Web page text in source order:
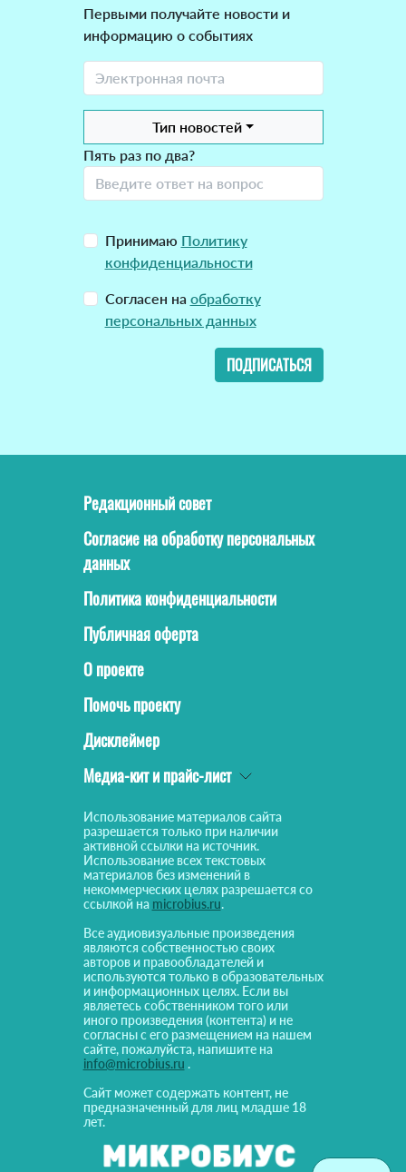
Первыми получайте новости и
информацию о событиях
Тип новостей
Пять раз по два?
Принимаю Политику
конфиденциальности
Согласен на обработку
персональных данных
ПОДПИСАТЬСЯ
Редакционный совет
Согласие на обработку персональных
данных
Политика конфиденциальности
Публичная оферта
О проекте
Помочь проекту
Дисклеймер
Медиа-кит и прайс-лист
Использование материалов сайта
разрешается только при наличии
активной ссылки на источник.
Использование всех текстовых
материалов без изменений в
некоммерческих целях разрешается со
ссылкой на microbius.ru.
Все аудиовизуальные произведения
являются собственностью своих
авторов и правообладателей и
используются только в образовательных
и информационных целях. Если вы
являетесь собственником того или
иного произведения (контента) и не
согласны с его размещением на нашем
сайте, пожалуйста, напишите на
info@microbius.ru .
Сайт может содержать контент, не
предназначенный для лиц младше 18
лет.